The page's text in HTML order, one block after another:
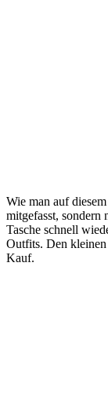
Wie man auf
mitgefasst, sondern
Tasche schnell
Outfits. Den
Kauf.